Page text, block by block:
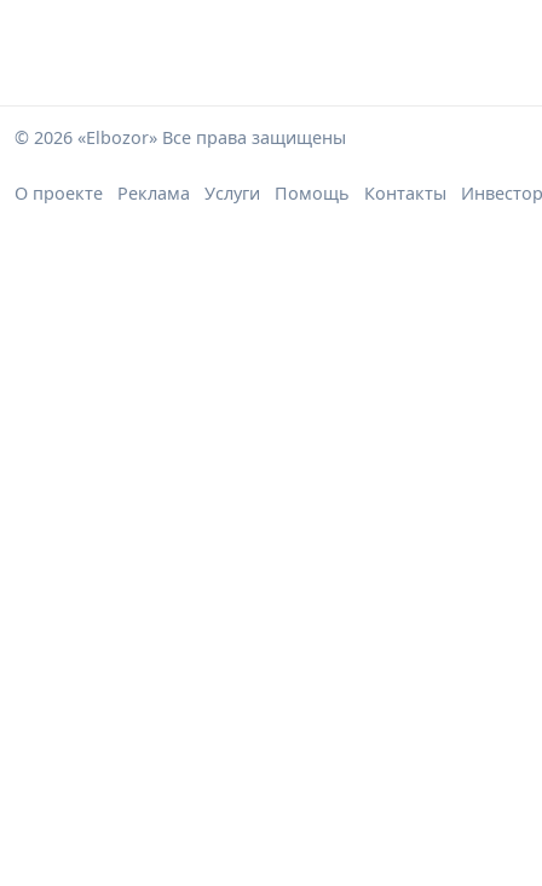
© 2026 «Elbozor» Все права защищены
О проекте Реклама Услуги Помощь Контакты